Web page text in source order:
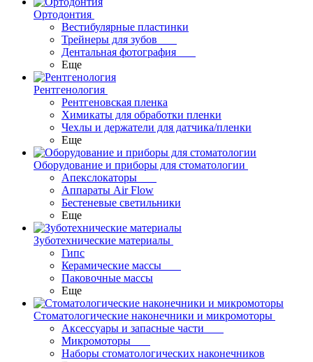
Ортодонтия
Вестибулярные пластинки
Трейнеры для зубов
Дентальная фотография
Еще
Рентгенология
Рентгеновская пленка
Химикаты для обработки пленки
Чехлы и держатели для датчика/пленки
Еще
Оборудование и приборы для стоматологии
Апекслокаторы
Аппараты Air Flow
Бестеневые светильники
Еще
Зуботехнические материалы
Гипс
Керамические массы
Паковочные массы
Еще
Стоматологические наконечники и микромоторы
Аксессуары и запасные части
Микромоторы
Наборы стоматологических наконечников